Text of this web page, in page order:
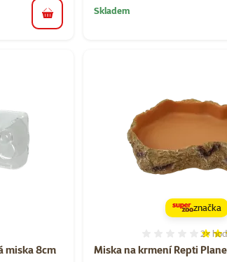
do košíku
Skladem
miska 8cm Miska na krmení Repti
2×
značka